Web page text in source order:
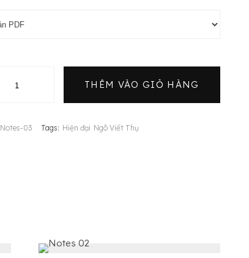
Notes 03 số lượng
THÊM VÀO GIỎ HÀNG
Notes-03 Tags: Hiện đại Ngô Viết Thụ